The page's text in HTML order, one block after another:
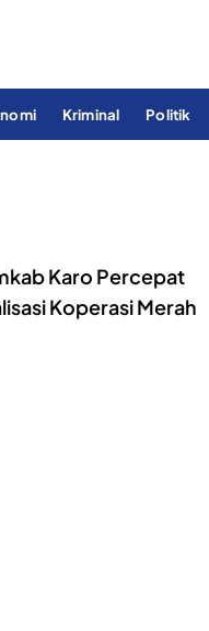
Kriminal Politik
Karo Percepat
Koperasi Merah